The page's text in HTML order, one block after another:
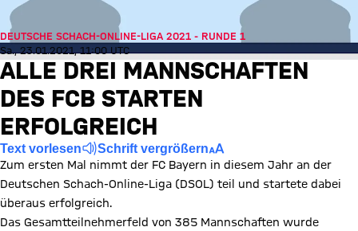
DEUTSCHE SCHACH-ONLINE-LIGA 2021 - RUNDE 1
Sa., 23.01.2021, 11:00 UTC
ALLE DREI MANNSCHAFTEN
DES FCB STARTEN
ERFOLGREICH
Text vorlesen Schrift vergrößern
Zum ersten Mal nimmt der FC Bayern in diesem Jahr an der
Deutschen Schach-Online-Liga (DSOL) teil und startete dabei
überaus erfolgreich.
Das Gesamtteilnehmerfeld von 385 Mannschaften wurde